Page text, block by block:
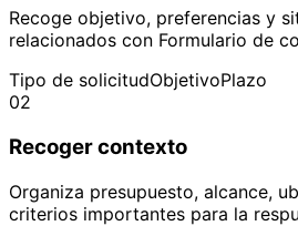
Recoge objetivo, preferencias y
relacionados con Formulario de
Tipo de solicitudObjetivoPlazo
02
Recoger contexto
Organiza presupuesto, alcance,
criterios importantes para la